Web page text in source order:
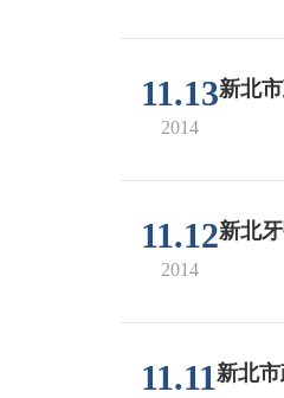
11.13
2014
新北
11.12
2014
新北
11.11新北